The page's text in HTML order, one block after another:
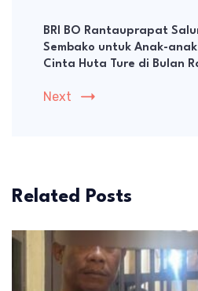
BRI BO Rantauprapat
Sembako untuk Anak-
Cinta Huta Ture di Bulan
Next
Related Posts